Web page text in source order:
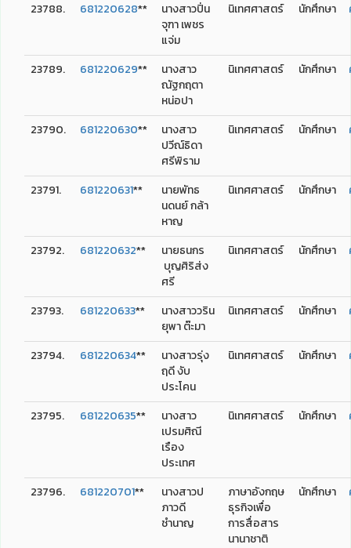
23788. 681220628**
นางสาวปิ่น
จุฑา เพชร
แจ่ม
นิเทศศาสตร์ นักศึกษา
23789. 681220629**
นางสาว
ณัฐกฤตา
หน่อปา
นิเทศศาสตร์ นักศึกษา
23790. 681220630**
นางสาว
ปวีณ์ธิดา
ศรีพิราม
นิเทศศาสตร์ นักศึกษา
23791. 681220631**
นายพัทธ
นดนย์ กล้า
หาญ
นิเทศศาสตร์ นักศึกษา
23792. 681220632**
นายธนกร
บุญศิริส่ง
ศรี
นิเทศศาสตร์ นักศึกษา
23793. 681220633**
นางสาววริน
ยุพา ต๊ะมา
นิเทศศาสตร์ นักศึกษา
23794. 681220634**
นางสาวรุ่ง
ฤดี งับ
ประโคน
นิเทศศาสตร์ นักศึกษา
23795. 681220635**
นางสาว
เปรมศิณี
เรือง
ประเทศ
นิเทศศาสตร์ นักศึกษา
23796. 681220701**
นางสาวป
ภาวดี
ชำนาญ
ภาษาอังกฤษ
ธุรกิจเพื่อ
การสื่อสาร
นานาชาติ
นักศึกษา